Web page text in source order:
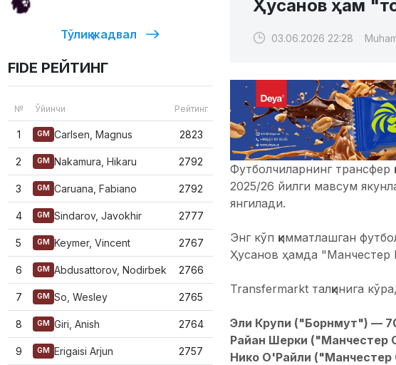
Тўлиқ жадвал
FIDE РЕЙТИНГ
№ Ўйинчи Рейтинг
1 GM Carlsen, Magnus 2823
2 GM Nakamura, Hikaru 2792
3 GM Caruana, Fabiano 2792
4 GM Sindarov, Javokhir 2777
5 GM Keymer, Vincent 2767
6 GM Abdusattorov, Nodirbek 2766
7 GM So, Wesley 2765
8 GM Giri, Anish 2764
9 GM Erigaisi Arjun 2757
Ҳусанов ҳам
03.06.2026 22:28
Футболчиларнинг
2025/26 йилги мавсум
янгилади.
Энг кўп қимматлашган
Ҳусанов ҳамда
Transfermarkt талқинига
Эли Крупи ("Борнмут") —
Райан Шерки ("Манчестер
Нико О'Райли